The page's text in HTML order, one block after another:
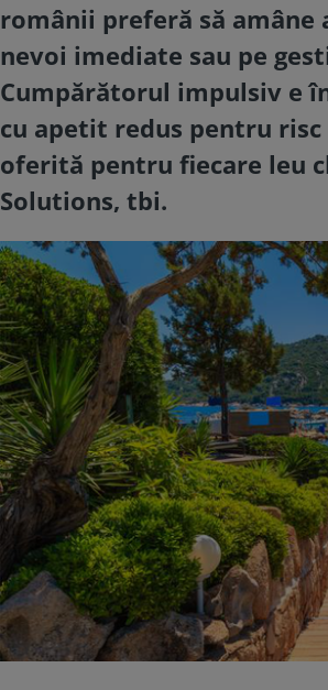
românii preferă să amâne
nevoi imediate sau pe
Cumpărătorul impulsiv e
cu apetit redus pentru
oferită pentru fiecare leu
Solutions, tbi.